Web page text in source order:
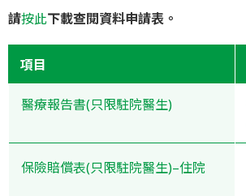
請按此下載查閱資料申請表。
項目
醫療報告書(只限駐院醫生)
保險賠償表(只限駐院醫生)–住院